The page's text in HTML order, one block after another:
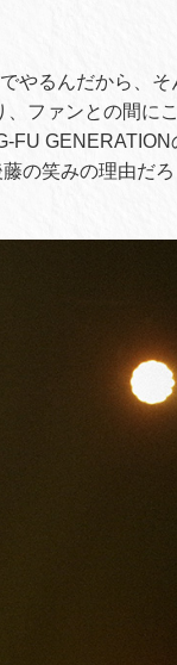
やるんだから、そ
ファンとの間に
FU GENERATION
の笑みの理由だろ